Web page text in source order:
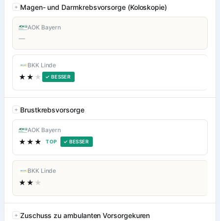
Magen- und Darmkrebsvorsorge (Koloskopie)
AOK Bayern
—
BKK Linde
★★ ★ ✓ BESSER
Brustkrebsvorsorge
AOK Bayern
★★★ TOP ✓ BESSER
BKK Linde
★★ ★
Zuschuss zu ambulanten Vorsorgekuren